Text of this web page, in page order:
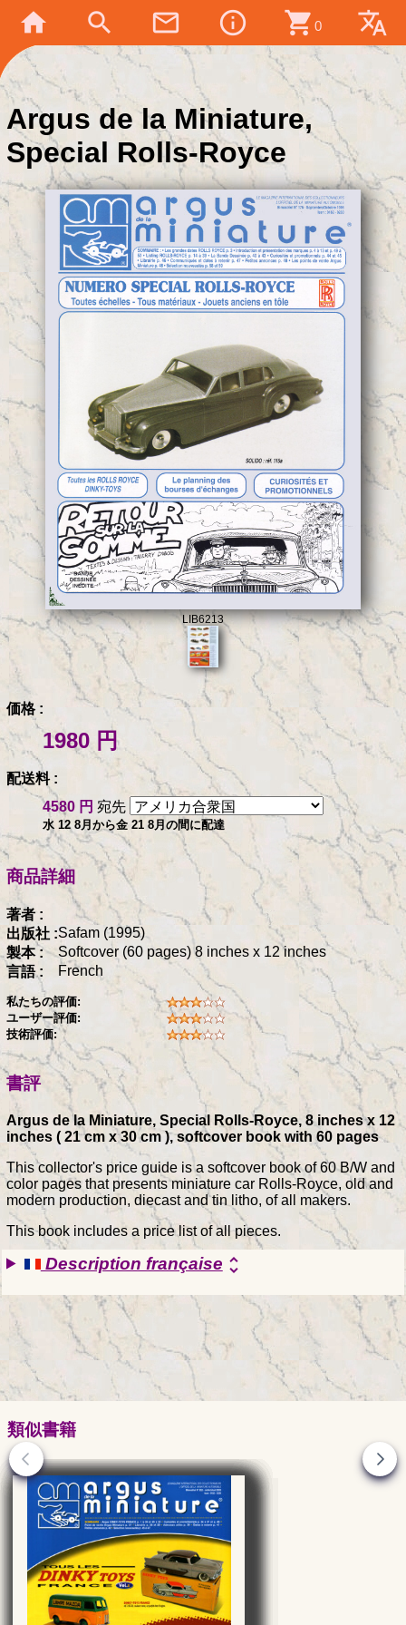
home search mail_outline info_outline shopping_cart 0 translate
Argus de la Miniature,
Special Rolls-Royce
LIB6213
価格 :
1980 円
配送料 :
4580 円 宛先
水 12 8月から金 21 8月の間に配達
商品詳細
著者 :
出版社 :Safam (1995)
製本 :
Softcover (60 pages) 8 inches x 12 inches
言語 :
French
私たちの評価:
ユーザー評価:
技術評価:
書評
Argus de la Miniature, Special Rolls-Royce, 8 inches x 12
inches ( 21 cm x 30 cm ), softcover book with 60 pages
This collector's price guide is a softcover book of 60 B/W and
color pages that presents miniature car Rolls-Royce, old and
modern production, diecast and tin litho, of all makers.
This book includes a price list of all pieces.
Description française unfold_more
類似書籍